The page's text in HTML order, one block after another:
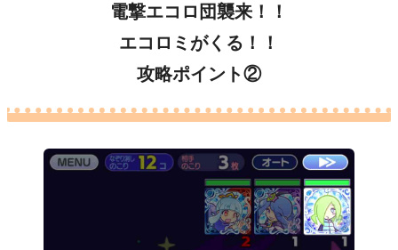
電撃エコロ団襲来！！
エコロミがくる！！
攻略ポイント②